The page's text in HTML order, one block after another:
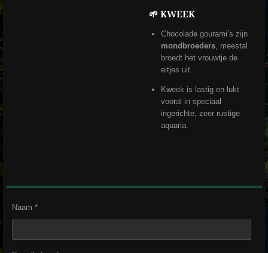
🌱 KWEEK
Chocolade gourami’s zijn
mondbroeders, meestal
broedt het vrouwtje de
eitjes uit.
Kweek is lastig en lukt
vooral in speciaal
ingerichte, zeer rustige
aquaria.
Naam *